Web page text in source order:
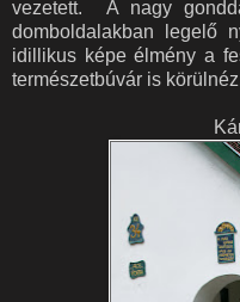
vezetett. A nagy
domboldalakban legelő
idillikus képe élmény a
természetbúvár is